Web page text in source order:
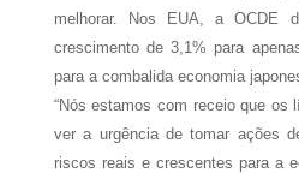
melhorar. Nos EUA, a OCDE
crescimento de 3,1% para
para a combalida economia
“Nós estamos com receio que os
ver a urgência de tomar ações
riscos reais e crescentes para a